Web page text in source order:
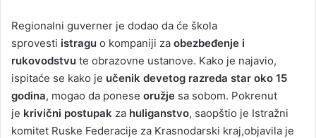
Regionalni guverner je dodao da će škola
sprovesti istragu o kompaniji za obezbeđenje i
rukovodstvu te obrazovne ustanove. Kako je najavio,
ispitaće se kako je učenik devetog razreda star oko 15
godina, mogao da ponese oružje sa sobom. Pokrenut
je krivični postupak za huliganstvo, saopštio je Istražni
komitet Ruske Federacije za Krasnodarski kraj,objavila je